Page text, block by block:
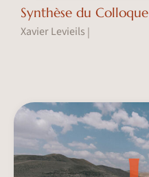
Synthèse du Colloque
Xavier Levieils |